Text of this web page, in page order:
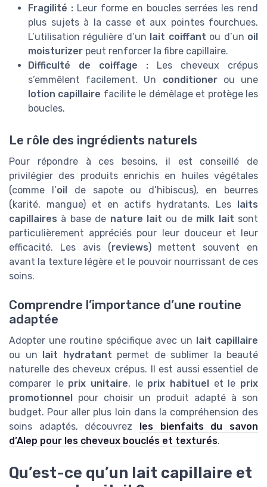
Fragilité : Leur forme en boucles serrées les rend
plus sujets à la casse et aux pointes fourchues.
L’utilisation régulière d’un lait coiffant ou d’un oil
moisturizer peut renforcer la fibre capillaire.
Difficulté de coiffage : Les cheveux crépus
s’emmêlent facilement. Un conditionerou une
lotion capillaire facilite le démêlage et protège les
boucles.
Le rôle des ingrédients naturels
Pour répondre à ces besoins, il est conseillé de
privilégier des produits enrichis en huiles végétales
(comme l’oilde sapote ou d’hibiscus), en beurres
(karité, mangue) et en actifs hydratants. Les laits
capillaires à base de nature lait ou de milk lait sont
particulièrement appréciés pour leur douceur et leur
efficacité. Les avis (reviews) mettent souvent en
avant la texture légère et le pouvoir nourrissant de ces
soins.
Comprendre l’importance d’une routine
adaptée
Adopter une routine spécifique avec un
lait capillaire
ou un
lait hydratant permet de sublimer la beauté
naturelle des cheveux crépus. Il est aussi essentiel de
comparer le prix unitaire, le prix habituel et le prix
promotionnel
pour choisir un produit adapté à son
budget. Pour aller plus loin dans la compréhension des
soins adaptés, découvrez
les bienfaits du savon
d’Alep pour les cheveux bouclés et texturés.
Qu’est-ce qu’un lait capillaire et